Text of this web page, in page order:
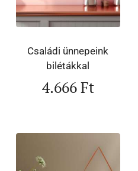
Családi ünnepeink
bilétákkal
4.666Ft